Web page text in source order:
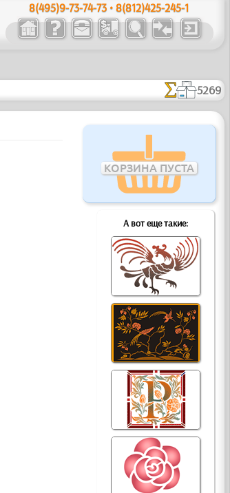
8(495)9-73-74-73 • 8(812)425-245-1
5269
КОРЗИНА ПУСТА
А вот еще такие: